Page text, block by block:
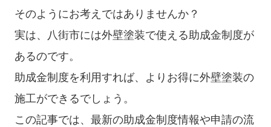
そのようにお考えではありませんか？
実は、八街市には外壁塗装で使える助成金制度が
あるのです。
助成金制度を利用すれば、よりお得に外壁塗装の
施工ができるでしょう。
この記事では、最新の助成金制度情報や申請の流